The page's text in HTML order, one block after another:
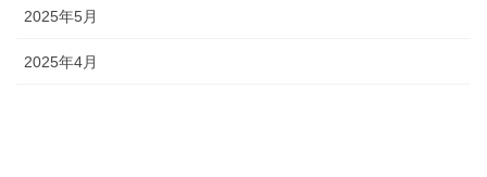
2025年5月
2025年4月